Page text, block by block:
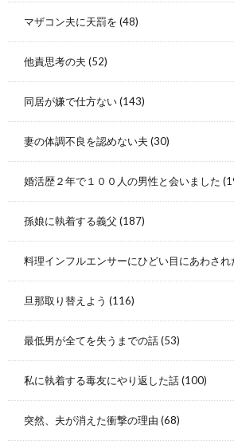
マザコン夫に天罰を (48)
他責思考の夫 (52)
同居が嫌で仕方ない(143)
妻の体調不良を認めない夫 (30)
婚活歴２年で１００人の男性と会いました
孫娘に執着する義父 (187)
料理インフルエンサーにひどい目にあわされ
旦那取り替えよう (116)
最低男が全てを失うまでの話(53)
私に執着する毒友にやり返した話(100)
突然、夫が消えた衝撃の理由 (68)